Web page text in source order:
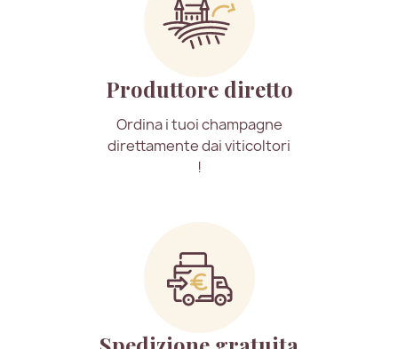
Produttore diretto
Ordina i tuoi champagne
direttamente dai viticoltori
!